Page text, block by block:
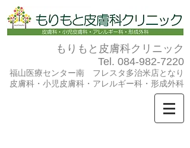
もりもと皮膚科クリニック
Tel. 084-982-7220
福山医療センター南 フレスタ多治米店となり
​皮膚科・小児皮膚科・アレルギー科・形成外科